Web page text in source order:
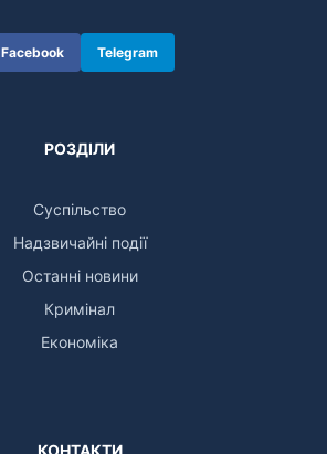
Facebook Telegram
РОЗДІЛИ
Суспільство
Надзвичайні події
Останні новини
Кримінал
Економіка